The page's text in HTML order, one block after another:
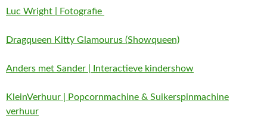
Luc Wright | Fotografie
Dragqueen Kitty Glamourus (Showqueen)
Anders met Sander | Interactieve kindershow
KleinVerhuur | Popcornmachine & Suikerspinmachine
verhuur